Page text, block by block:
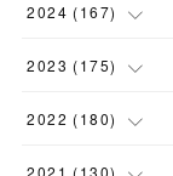
2024 (167)
(11)
(24)
(23)
2023 (175)
(12)
(18)
2022 (180)
(17)